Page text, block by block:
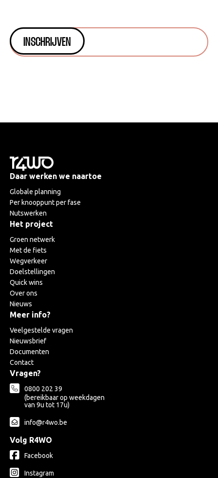
Daar werken we naartoe
Globale planning
Per knooppunt per fase
Nutswerken
Het project
Groen netwerk
Met de fiets
Wegverkeer
Doelstellingen
Quick wins
Over ons
Nieuws
Meer info?
Veelgestelde vragen
Nieuwsbrief
Documenten
Contact
Vragen?
0800 202 39
(bereikbaar op weekdagen
van 9u tot 17u)
info@r4wo.be
Volg R4WO
Facebook
Instagram